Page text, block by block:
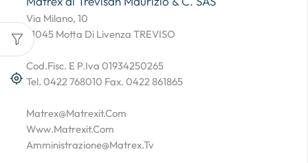
Via Milano, 10
31045 Motta Di Livenza TREVISO
Cod.Fisc. E P.Iva 01934250265
Tel. 0422 768010 Fax. 0422 861865
Matrex@matrexit.com
Www.matrexit.com
Amministrazione@matrex.tv